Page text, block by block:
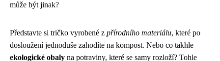
může být jinak?
Představte si tričko vyrobené z přírodního materiálu, které po
dosloužení jednoduše zahodíte na kompost. Nebo co takhle
ekologické obaly na potraviny, které se samy rozloží? Tohle